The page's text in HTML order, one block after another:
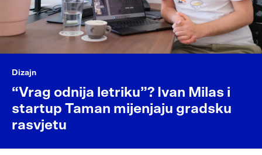
Dizajn
“Vrag odnija letriku”? Ivan Milas i
startup Taman mijenjaju gradsku
rasvjetu